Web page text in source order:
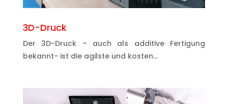
3D-Druck
Der 3D-Druck – auch als additive Fertigung
bekannt- ist die agilste und kosten…